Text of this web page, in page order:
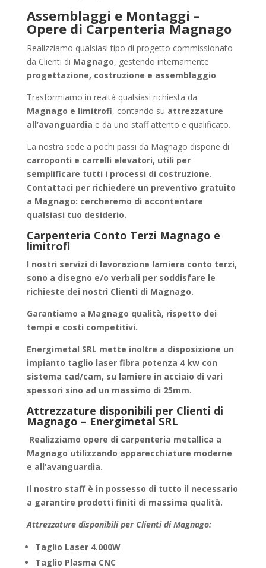
Assemblaggi e Montaggi –
Opere di Carpenteria Magnago
Realizziamo qualsiasi tipo di progetto commissionato
da Clienti di Magnago, gestendo internamente
progettazione, costruzione e assemblaggio.
Trasformiamo in realtà qualsiasi richiesta da
Magnago e limitrofi, contando su attrezzature
all’avanguardia e da uno staff attento e qualificato.
La nostra sede a pochi passi da Magnago dispone di
carroponti e carrelli elevatori, utili per
semplificare tutti i processi di costruzione.
Contattaci per richiedere un preventivo gratuito
a Magnago: cercheremo di accontentare
qualsiasi tuo desiderio.
Carpenteria Conto Terzi Magnago e
limitrofi
I nostri servizi di lavorazione lamiera conto terzi,
sono a disegno e/o verbali per soddisfare le
richieste dei nostri Clienti di Magnago.
Garantiamo a Magnago qualità, rispetto dei
tempi e costi competitivi.
Energimetal SRL mette inoltre a disposizione un
impianto taglio laser fibra potenza 4 kw con
sistema cad/cam, su lamiere in acciaio di vari
spessori sino ad un massimo di 25mm.
Attrezzature disponibili per Clienti di
Magnago – Energimetal SRL
Realizziamo opere di carpenteria metallica a
Magnago utilizzando apparecchiature moderne
e all’avanguardia.
Il nostro staff è in possesso di tutto il necessario
a garantire prodotti finiti di massima qualità.
Attrezzature disponibili per Clienti di Magnago:
Taglio Laser 4.000W
Taglio Plasma CNC